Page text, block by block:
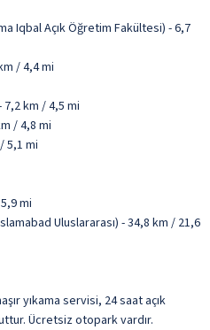
Iqbal Açık Öğretim Fakültesi) - 6,7
/ 4,4 mi
km / 4,5 mi
/ 4,8 mi
5,1 mi
mi
Uluslararası) - 34,8 km / 21,6
yıkama servisi, 24 saat açık
Ücretsiz otopark vardır.